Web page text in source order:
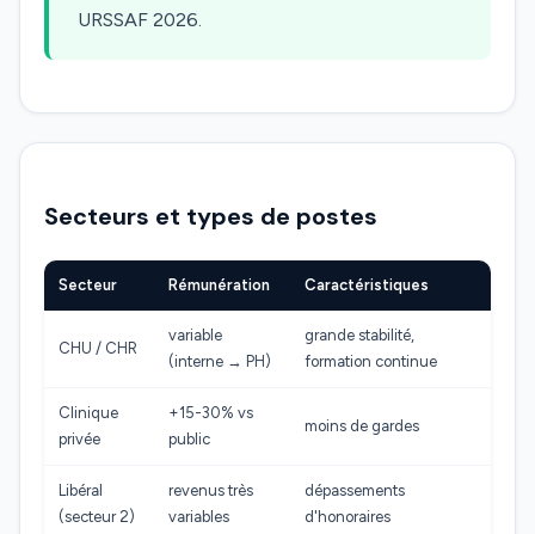
URSSAF 2026.
Secteurs et types de postes
Secteur Rémunération Caractéristiques
CHU / CHR
variable
(interne → PH)
grande stabilité,
formation continue
Clinique
privée
+15-30% vs
public
moins de gardes
Libéral
(secteur 2)
revenus très
variables
dépassements
d'honoraires